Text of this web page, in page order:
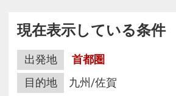
現在表示している条件
出発地
首都圏
目的地
九州/佐賀